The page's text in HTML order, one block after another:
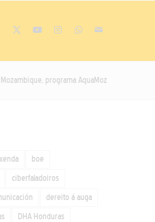
programa AquaMoz
boe
ciberfaladoiros
dereito á auga
DHA Honduras